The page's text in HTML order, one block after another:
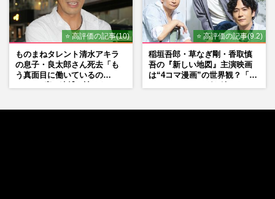
⭐ 高評価の記事(10)
ものまねタレント清水アキラ
の息子・良太郎さん死去「も
う真面目に働いているの
⭐ 高評価の記事(9.2)
稲垣吾郎・草なぎ剛・香取慎
吾の『新しい地図』主演映画
は“4コマ漫画”の世界観？「フ